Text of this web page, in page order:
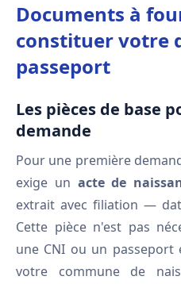
Documents à
constituer votre
passeport
Les pièces de base
demande
Pour une première
exige un acte de
extrait avec filiation —
Cette pièce n'est pas
une CNI ou un
votre commune de